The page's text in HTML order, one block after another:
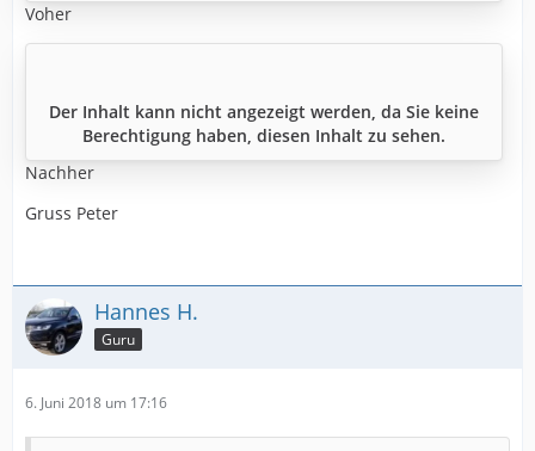
Voher
Der Inhalt kann nicht angezeigt werden, da Sie keine
Berechtigung haben, diesen Inhalt zu sehen.
Nachher
Gruss Peter
Hannes H.
Guru
6. Juni 2018 um 17:16